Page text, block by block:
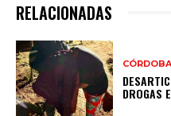
RELACIONADAS
DROGAS